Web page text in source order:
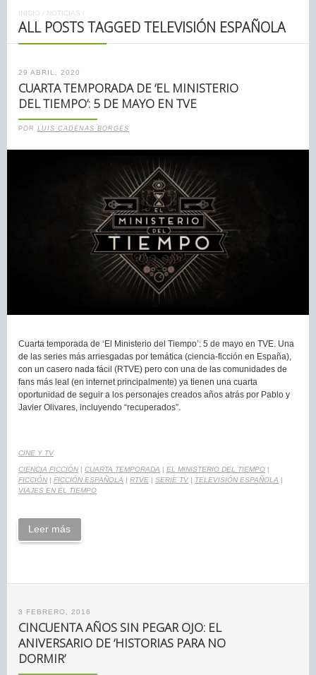
INICIO / NOTICIAS /
ALL POSTS TAGGED TELEVISIÓN ESPAÑOLA
29 ABRIL, 2020
CUARTA TEMPORADA DE ‘EL MINISTERIO
DEL TIEMPO’: 5 DE MAYO EN TVE
POR LUIS CADENAS BORGES
Cuarta temporada de ‘El Ministerio del Tiempo’: 5 de mayo en TVE. Una
de las series más arriesgadas por temática (ciencia-ficción en España),
con un casero nada fácil (RTVE) pero con una de las comunidades de
fans más leal (en internet principalmente) ya tienen una cuarta
oportunidad de seguir a los personajes creados años atrás por Pablo y
Javier Olivares, incluyendo “recuperados”.
CINE Y TV
CIENCIA FICCIÓN | CUARTA TEMPORADA | EL MINISTERIO DEL TIEMPO |
FICCIÓN | FICCIÓN ESPAÑOLA | RTVE | SERIE TV | TELEVISIÓN ESPAÑOLA |
VIAJES EN EL TIEMPO
Leer más
3 FEBRERO, 2016
CINCUENTA AÑOS SIN PEGAR OJO: EL
ANIVERSARIO DE ‘HISTORIAS PARA NO
DORMIR’